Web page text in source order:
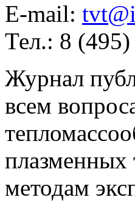
E-mail:
Тел.: 8
Журнал
всем
плазменных
методам